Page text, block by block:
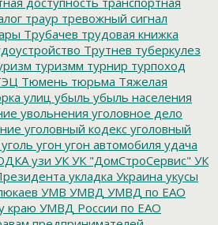
траур тревожный сигнал
Трубачев трудовая книжка
Трутнев туберкулез
туризмм турнир турпоход
Тюмень тюрьма Тяжелая
улиц убыль убыль населения
увольнения уголовное дело
уголовный кодекс уголовный
уголь угон угон автомобиля удача
узи УК УК "ДомСтроСервис" УК
укладка Украина укусы
УМВ УМВД УМВД по ЕАО
краю УМВД России по ЕАО